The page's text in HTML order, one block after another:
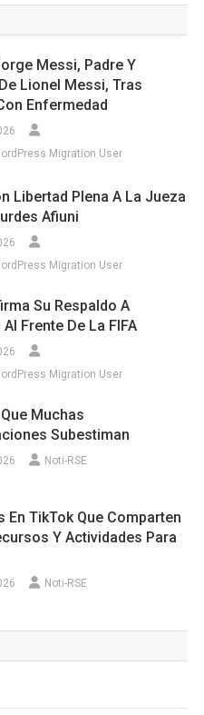
Messi, Padre Y
Lionel Messi, Tras
Enfermedad
Migration User
Libertad Plena A La Jueza
Afiuni
Migration User
Su Respaldo A
Frente De La FIFA
Migration User
Muchas
Subestiman
Noti-RSE
En TikTok Que Comparten
Y Actividades Para
Noti-RSE